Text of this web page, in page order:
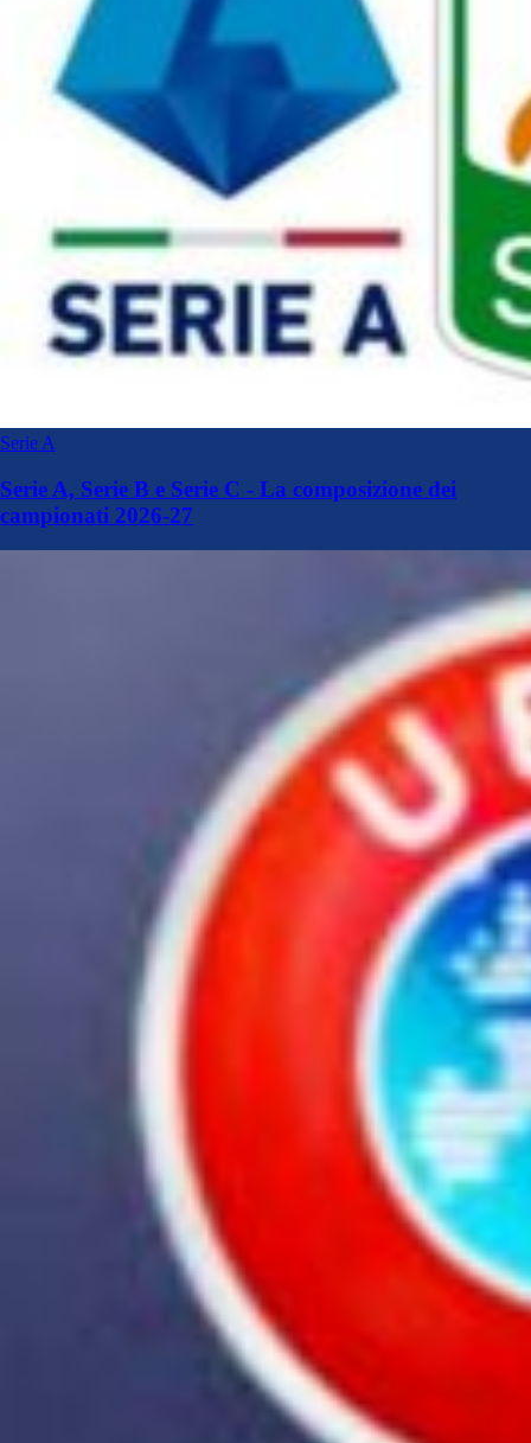
Serie A
Serie A, Serie B e Serie C - La composizione dei
campionati 2026-27